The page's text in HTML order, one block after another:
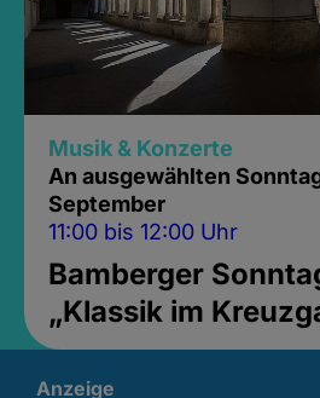
Musik & Konzerte
An ausgewählten
September
11:00 bis 12:00 Uhr
Bamberger
„Klassik im